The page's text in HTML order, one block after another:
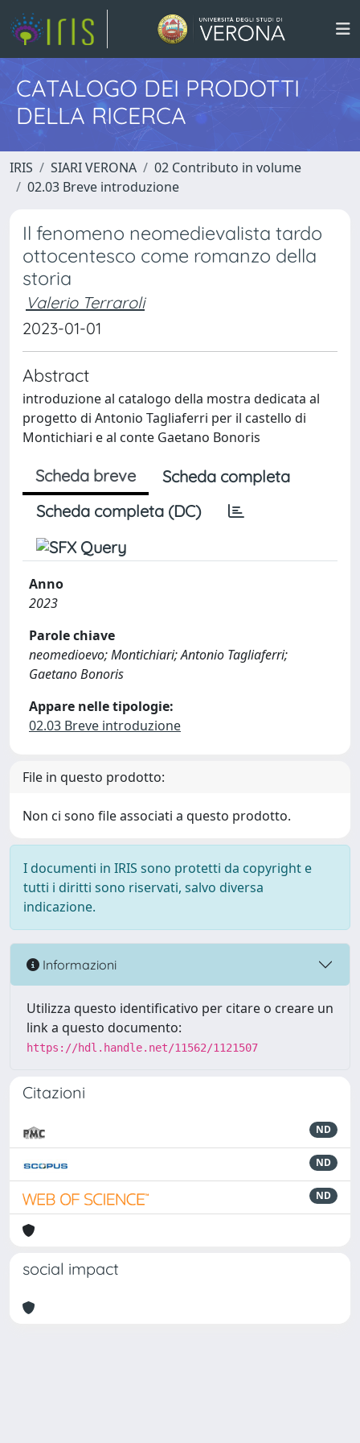
CATALOGO DEI PRODOTTI
DELLA RICERCA
IRIS SIARI VERONA
02 Contributo in volume
02.03 Breve introduzione
Il fenomeno neomedievalista tardo
ottocentesco come romanzo della
storia
Valerio Terraroli
2023-01-01
Abstract
introduzione al catalogo della mostra dedicata al
progetto di Antonio Tagliaferri per il castello di
Montichiari e al conte Gaetano Bonoris
Scheda breve
Scheda completa
Scheda completa (DC)
Anno
2023
Parole chiave
neomedioevo; Montichiari; Antonio Tagliaferri;
Gaetano Bonoris
Appare nelle tipologie:
02.03 Breve introduzione
File in questo prodotto:
Non ci sono file associati a questo prodotto.
I documenti in IRIS sono protetti da copyright e
tutti i diritti sono riservati, salvo diversa
indicazione.
Informazioni
Utilizza questo identificativo per citare o creare un
link a questo documento:
https://hdl.handle.net/11562/1121507
Citazioni
ND
ND
ND
social impact